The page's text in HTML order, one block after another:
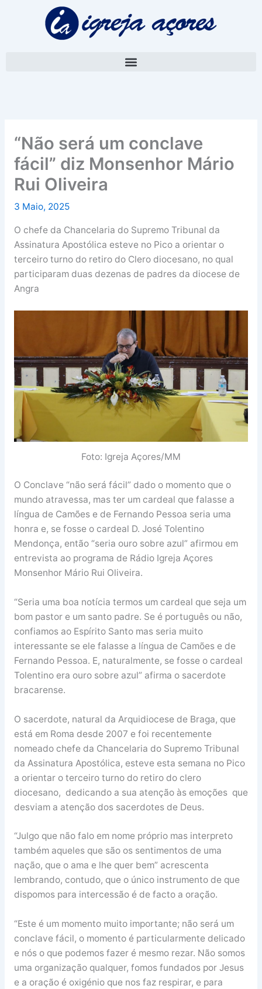
“Não será um conclave
fácil” diz Monsenhor Mário
Rui Oliveira
3 Maio, 2025
O chefe da Chancelaria do Supremo Tribunal da
Assinatura Apostólica esteve no Pico a orientar o
terceiro turno do retiro do Clero diocesano, no qual
participaram duas dezenas de padres da diocese de
Angra
Foto: Igreja Açores/MM
O Conclave “não será fácil” dado o momento que o
mundo atravessa, mas ter um cardeal que falasse a
língua de Camões e de Fernando Pessoa seria uma
honra e, se fosse o cardeal D. José Tolentino
Mendonça, então “seria ouro sobre azul” afirmou em
entrevista ao programa de Rádio Igreja Açores
Monsenhor Mário Rui Oliveira.
“Seria uma boa notícia termos um cardeal que seja um
bom pastor e um santo padre. Se é português ou não,
confiamos ao Espírito Santo mas seria muito
interessante se ele falasse a língua de Camões e de
Fernando Pessoa. E, naturalmente, se fosse o cardeal
Tolentino era ouro sobre azul” afirma o sacerdote
bracarense.
O sacerdote, natural da Arquidiocese de Braga, que
está em Roma desde 2007 e foi recentemente
nomeado chefe da Chancelaria do Supremo Tribunal
da Assinatura Apostólica, esteve esta semana no Pico
a orientar o terceiro turno do retiro do clero
diocesano, dedicando a sua atenção às emoções que
desviam a atenção dos sacerdotes de Deus.
“Julgo que não falo em nome próprio mas interpreto
também aqueles que são os sentimentos de uma
nação, que o ama e lhe quer bem” acrescenta
lembrando, contudo, que o único instrumento de que
dispomos para intercessão é de facto a oração.
“Este é um momento muito importante; não será um
conclave fácil, o momento é particularmente delicado
e nós o que podemos fazer é mesmo rezar. Não somos
uma organização qualquer, fomos fundados por Jesus
e a oração é oxigénio que nos faz respirar, e para